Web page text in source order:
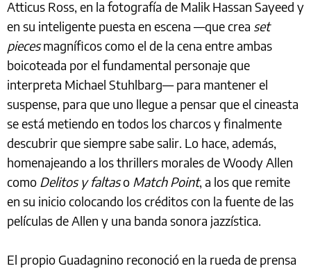
Atticus Ross, en la fotografía de Malik Hassan Sayeed y
en su inteligente puesta en escena —que crea set
piecesmagníficos como el de la cena entre ambas
boicoteada por el fundamental personaje que
interpreta Michael Stuhlbarg— para mantener el
suspense, para que uno llegue a pensar que el cineasta
se está metiendo en todos los charcos y finalmente
descubrir que siempre sabe salir. Lo hace, además,
homenajeando a los thrillers morales de Woody Allen
como Delitos y faltaso Match Point, a los que remite
en su inicio colocando los créditos con la fuente de las
películas de Allen y una banda sonora jazzística.
El propio Guadagnino reconoció en la rueda de prensa